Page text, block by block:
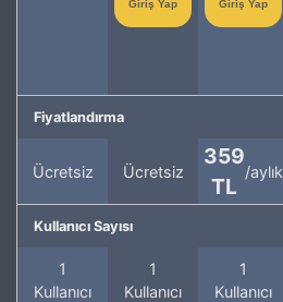
Giriş Yap Giriş Yap
Fiyatlandırma
Ücretsiz Ücretsiz
359
TL
/aylık
Kullanıcı Sayısı
1
Kullanıcı
1
Kullanıcı
1
Kullanıcı